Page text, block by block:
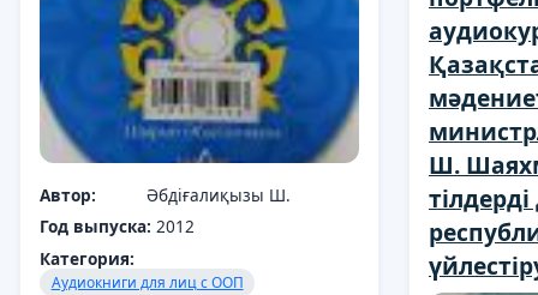
Автор:
Әбдіғалиқызы Ш.
Год выпуска: 2012
Категория:
Аудиокниги для лиц с ООП
Ш.